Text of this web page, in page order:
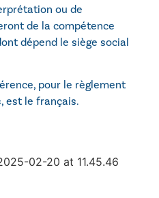
ou de
de la compétence
dépend le siège social
pour le règlement
est le français.